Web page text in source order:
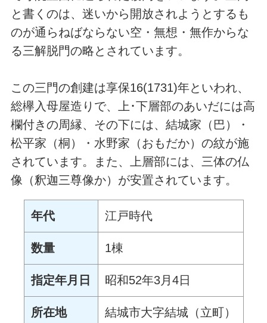
と書くのは、迷いから開放されようとするも
のが通らねばならない空・無想・無作からな
る三解脱門の略とされています。
この三門の創建は享保16(1731)年といわれ、
総欅入母屋造りで、上･下層部のあいだには高
欄付きの周縁、その下には、結城家（巴）・
松平家（桐）・水野家（おもだか）の紋が施
されています。また、上層部には、三体の仏
像（釈迦三尊像か）が安置されています。
年代 江戸時代
数量 1棟
指定年月日 昭和52年3月4日
所在地 結城市大字結城（立町）